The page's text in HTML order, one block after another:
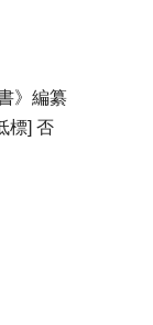
》編纂
標] 否